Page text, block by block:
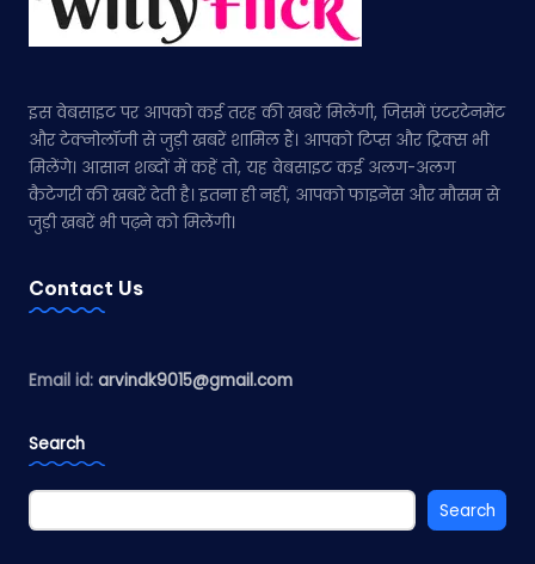
इस वेबसाइट पर आपको कई तरह की खबरें मिलेंगी, जिसमें एंटरटेनमेंट
और टेक्नोलॉजी से जुड़ी खबरें शामिल हैं। आपको टिप्स और ट्रिक्स भी
मिलेंगे। आसान शब्दों में कहें तो, यह वेबसाइट कई अलग-अलग
कैटेगरी की खबरें देती है। इतना ही नहीं, आपको फाइनेंस और मौसम से
जुड़ी खबरें भी पढ़ने को मिलेंगी।
Contact Us
Email id: arvindk9015@gmail.com
Search
Search